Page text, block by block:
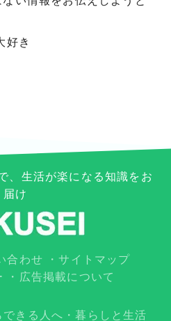
好き
、生活が楽になる知識をお
届け
合わせ
サイトマップ
広告掲載について
きる人へ 暮らしと生活